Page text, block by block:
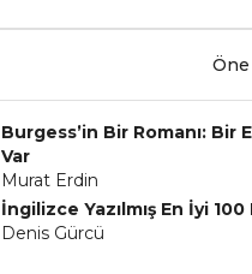
Öne
Burgess’in Bir Romanı: Bir
Var
Murat Erdin
İngilizce Yazılmış En İyi 100
Denis Gürcü